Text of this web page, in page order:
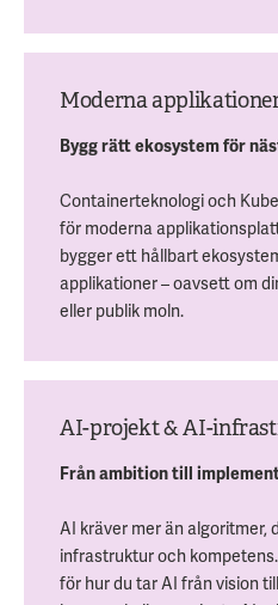
Moderna
Bygg rätt ekosystem för
Containerteknologi och
för moderna
bygger ett hållbart
applikationer – oavsett om
eller publik moln.
AI-projekt & AI-
Från ambition till
AI kräver mer än algoritmer,
infrastruktur och
för hur du tar AI från vision